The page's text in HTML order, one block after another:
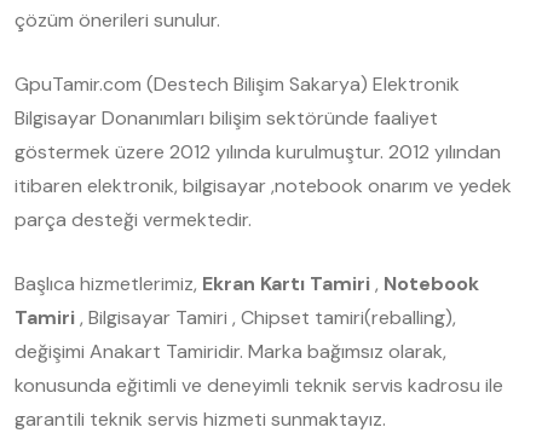
çözüm önerileri sunulur.
GpuTamir.com (Destech Bilişim Sakarya) Elektronik
Bilgisayar Donanımları bilişim sektöründe faaliyet
göstermek üzere 2012 yılında kurulmuştur. 2012 yılından
itibaren elektronik, bilgisayar ,notebook onarım ve yedek
parça desteği vermektedir.
Başlıca hizmetlerimiz, Ekran Kartı Tamiri, Notebook
Tamiri, Bilgisayar Tamiri , Chipset tamiri(reballing),
değişimi Anakart Tamiridir. Marka bağımsız olarak,
konusunda eğitimli ve deneyimli teknik servis kadrosu ile
garantili teknik servis hizmeti sunmaktayız.